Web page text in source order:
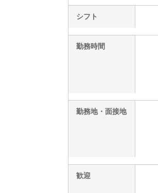
シフト
勤務時間
勤務地・面接地
歓迎